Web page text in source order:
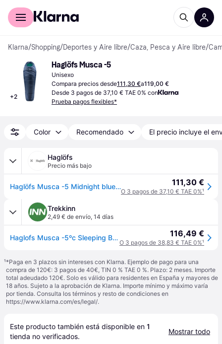
Comprar con Klarna
Klarna/Shopping/Deportes y Aire libre/Caza, Pesca y Aire libre/
+2
Haglöfs Musca -5
Unisexo
Compara precios desde111,30 €a119,00 €
Desde 3 pagos de 37,10 € TAE 0% con
Prueba pagos flexibles*
Color Recomendado El precio incluye el
Haglöfs
Precio más bajo
Haglöfs Musca -5 Midnight blue/Mint - 175L 111,30 €
O 3 pagos de 37,10 € TAE 0%¹
Trekkinn
2,49 € de envío, 14 días
Haglofs Musca -5ºc Sleeping Bag Azul Short / Left Zipper 116,49 €
O 3 pagos de 38,83 € TAE 0%¹
¹*Paga en 3 plazos sin intereses con Klarna. Ejemplo de pago para una
compra de 120€: 3 pagos de 40€, TIN 0 % TAE 0 %. Plazo: 2 meses. Importe
total adeudado 120€. Solo es válido para residentes en España y mayores de
18 años. Sujeto a la aprobación de Klarna. Importe mínimo y máximo varía
por tienda. Consulta los términos y resto de condiciones en
https://www.klarna.com/es/legal/.
Este producto también está disponible en 1
tienda no verificados.
Mostrar todo